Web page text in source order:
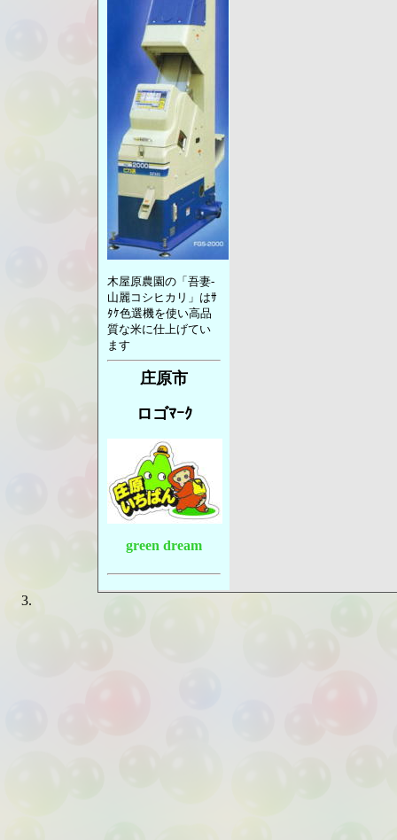
木屋原農園の「吾妻-
山麗コシヒカリ」はｻ
ﾀｹ色選機を使い高品
質な米に仕上げてい
ます
庄原市
ロゴﾏｰｸ
green dream